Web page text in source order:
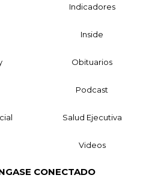
Indicadores
Inside
Obituarios
Podcast
Salud Ejecutiva
Videos
CONECTADO